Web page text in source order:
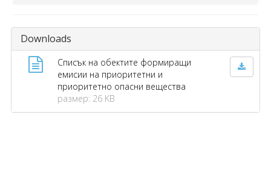
Downloads
Списък на обектите формиращи
емисии на приоритетни и
приоритетно опасни вещества
размер: 26 KB